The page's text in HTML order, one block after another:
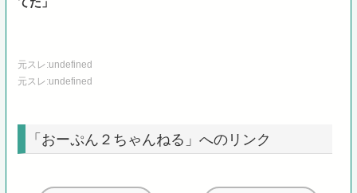
元スレ:undefined
元スレ:undefined
「おーぷん２ちゃんねる」へのリンク